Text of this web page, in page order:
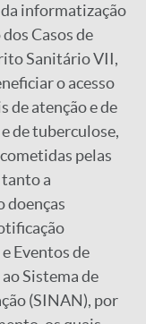
informatização
Casos de
Sanitário VII,
o acesso
de atenção e de
de tuberculose,
pelas
a
doenças
Eventos de
Sistema de
(SINAN), por